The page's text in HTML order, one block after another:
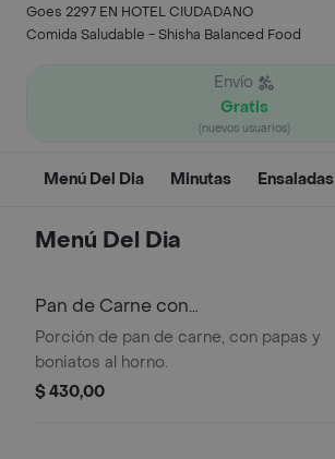
Goes 2297 EN HOTEL CIUDADANO
Comida Saludable - Shisha Balanced Food
Envío
Gratis
(nuevos usuarios)
Menú Del Dia Minutas Ensaladas
Menú Del Dia
Pan de Carne con
Acompañamiento
Porción de pan de carne, con papas y
boniatos al horno.
$ 430,00